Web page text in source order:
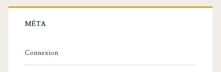
MÉTA
Connexion